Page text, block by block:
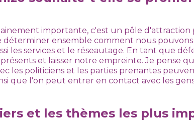
importante, c'est un pôle d'attraction
ensemble comment nous
les services et le réseautage. En tant que
et laisser notre empreinte. Je pense
les politiciens et les parties prenantes
que l'on peut entrer en contact avec les
et les thèmes les plus